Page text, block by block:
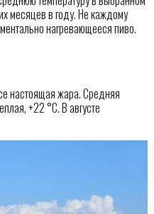
месяцев в году. Не каждому
нагревающееся пиво.
настоящая жара. Средняя
+22 °C. В августе